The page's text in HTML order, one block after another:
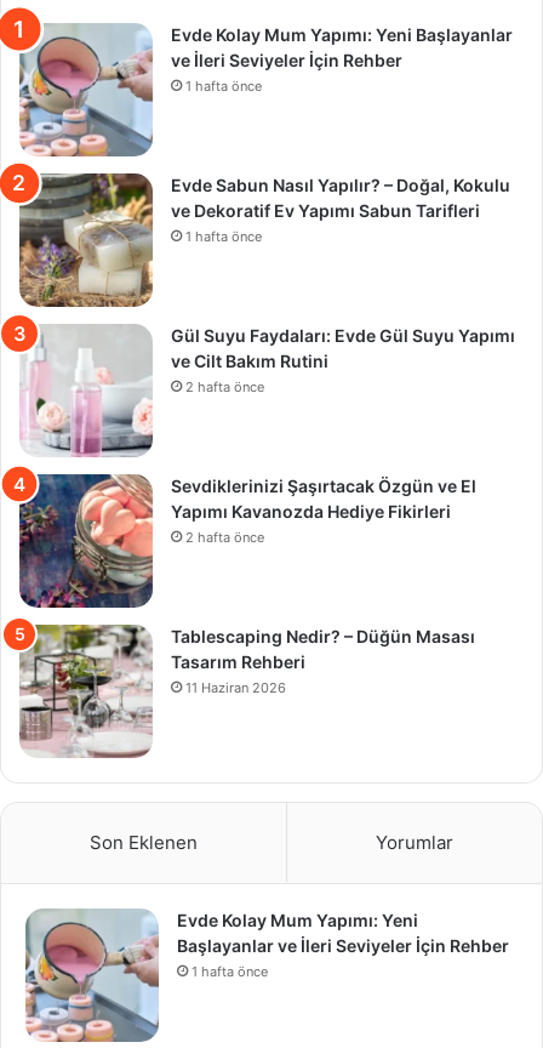
Evde Kolay Mum Yapımı: Yeni Başlayanlar
ve İleri Seviyeler İçin Rehber
1 hafta önce
Evde Sabun Nasıl Yapılır? – Doğal, Kokulu
ve Dekoratif Ev Yapımı Sabun Tarifleri
1 hafta önce
Gül Suyu Faydaları: Evde Gül Suyu Yapımı
ve Cilt Bakım Rutini
2 hafta önce
Sevdiklerinizi Şaşırtacak Özgün ve El
Yapımı Kavanozda Hediye Fikirleri
2 hafta önce
Tablescaping Nedir? – Düğün Masası
Tasarım Rehberi
11 Haziran 2026
Son Eklenen Yorumlar
Evde Kolay Mum Yapımı: Yeni
Başlayanlar ve İleri Seviyeler İçin Rehber
1 hafta önce